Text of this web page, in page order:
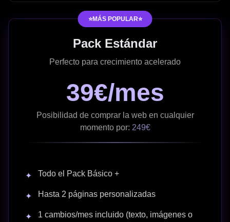
⭐MÁS POPULAR⭐
Pack Estándar
Perfecto para crecimiento acelerado
39€/mes
Posibilidad de comprar la web en cualquier
momento por: 249€
✦ Todo el Pack Básico +
✦ Hasta 2 páginas personalizadas
✦
1 cambios/mes incluido (texto, imágenes o